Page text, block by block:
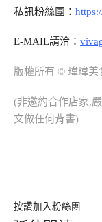
私訊粉絲團：
E-MAIL請洽：
版權所有 © 瑋瑋美
(非邀約合作店家,
文做任何背書)
按讚加入粉絲團